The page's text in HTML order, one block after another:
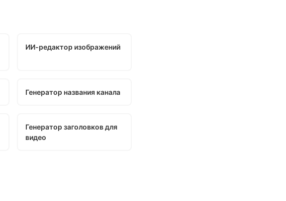
ИИ-редактор изображений
Генератор названия канала
Генератор заголовков для
видео